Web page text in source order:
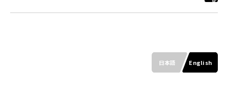
日本語 English